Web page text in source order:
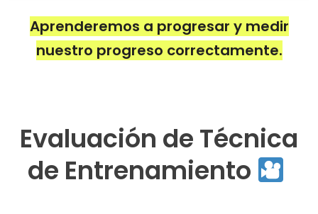
Aprenderemos a progresar y medir
nuestro progreso correctamente.
Evaluación de Técnica
de Entrenamiento